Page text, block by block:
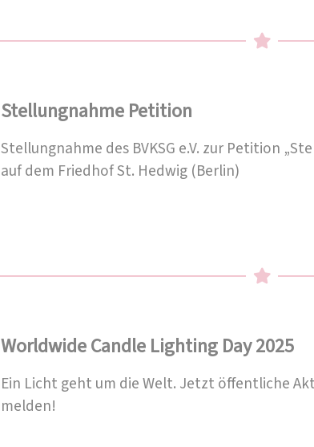
Stellungnahme Petition
Stellungnahme des BVKSG e.V. zur Petition
auf dem Friedhof St. Hedwig (Berlin)
Worldwide Candle Lighting Day 2025
Ein Licht geht um die Welt. Jetzt öffentliche
melden!